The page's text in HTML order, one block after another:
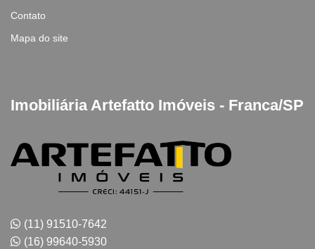
Contato
Mapa do site
Imobiliária Artefatto Imóveis - Franca/SP
(11) 91510-7642
(16) 99640-5930